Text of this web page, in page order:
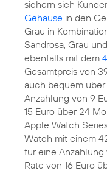
sichern sich
Gehäuse in den
Grau in
Sandrosa, Grau
ebenfalls mit dem
Gesamtpreis von
auch bequem über
Anzahlung von 9
15 Euro über 24
Apple Watch
Watch mit einem
für eine Anzahlung
Rate von 16 Euro